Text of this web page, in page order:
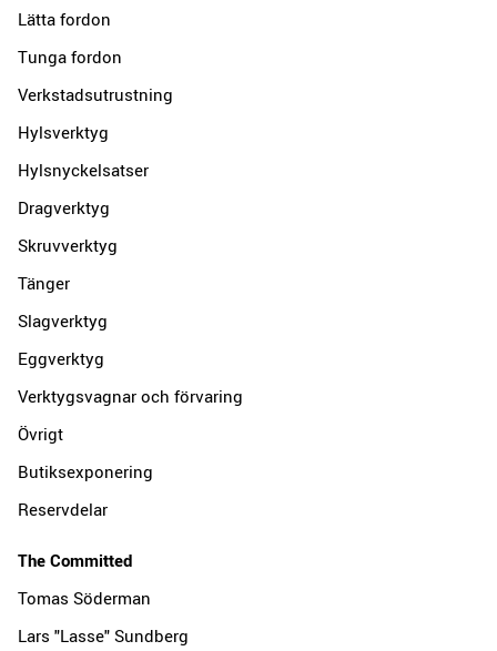
Lätta fordon
Tunga fordon
Verkstadsutrustning
Hylsverktyg
Hylsnyckelsatser
Dragverktyg
Skruvverktyg
Tänger
Slagverktyg
Eggverktyg
Verktygsvagnar och förvaring
Övrigt
Butiksexponering
Reservdelar
The Committed
Tomas Söderman
Lars "Lasse" Sundberg